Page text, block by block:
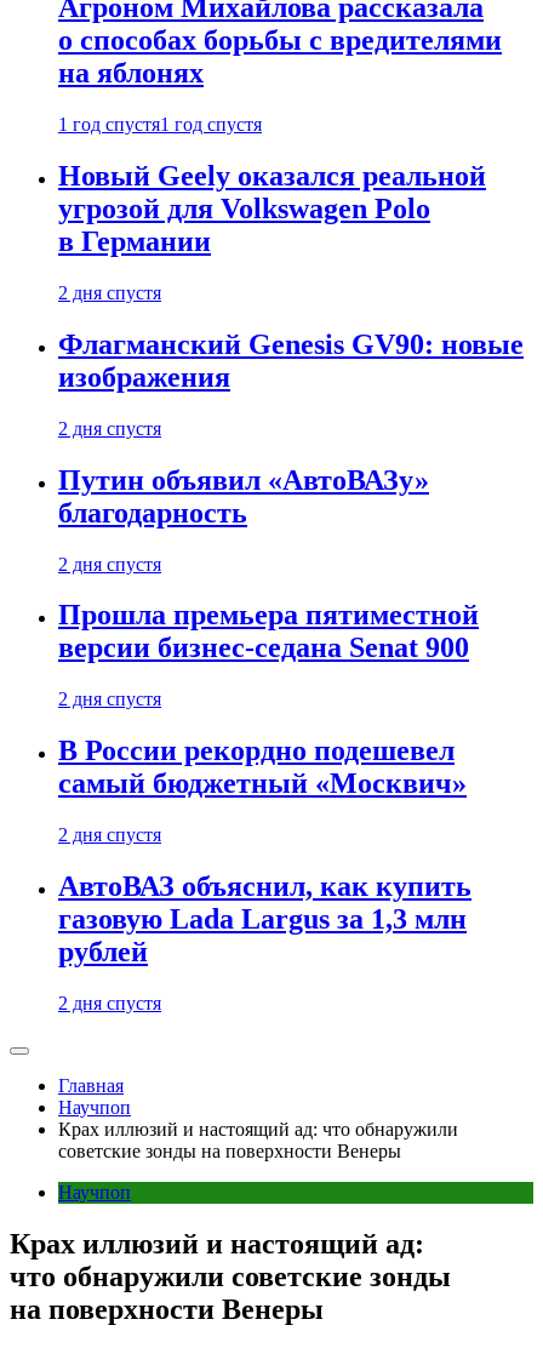
Агроном Михайлова рассказала
о способах борьбы с вредителями
на яблонях
1 год спустя1 год спустя
Новый Geely оказался реальной
угрозой для Volkswagen Polo
в Германии
2 дня спустя
Флагманский Genesis GV90: новые
изображения
2 дня спустя
Путин объявил «АвтоВАЗу»
благодарность
2 дня спустя
Прошла премьера пятиместной
версии бизнес-седана Senat 900
2 дня спустя
В России рекордно подешевел
самый бюджетный «Москвич»
2 дня спустя
АвтоВАЗ объяснил, как купить
газовую Lada Largus за 1,3 млн
рублей
2 дня спустя
Главная
Научпоп
Крах иллюзий и настоящий ад: что обнаружили
советские зонды на поверхности Венеры
Научпоп
Крах иллюзий и настоящий ад:
что обнаружили советские зонды
на поверхности Венеры